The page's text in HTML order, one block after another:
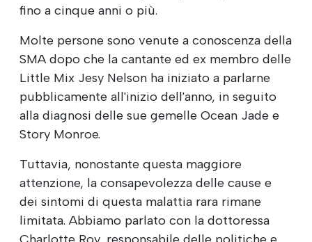
fino a cinque anni o più.
Molte persone sono venute a conoscenza della
SMA dopo che la cantante ed ex membro delle
Little Mix Jesy Nelson ha iniziato a parlarne
pubblicamente all'inizio dell'anno, in seguito
alla diagnosi delle sue gemelle Ocean Jade e
Story Monroe.
Tuttavia, nonostante questa maggiore
attenzione, la consapevolezza delle cause e
dei sintomi di questa malattia rara rimane
limitata. Abbiamo parlato con la dottoressa